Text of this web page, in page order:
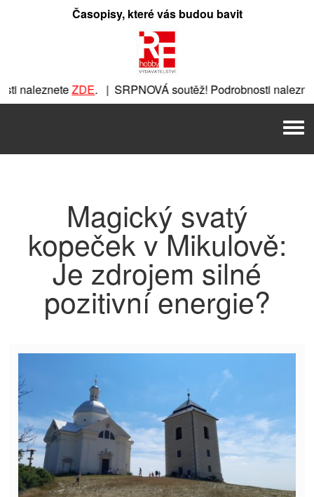
Časopisy, které vás budou bavit
nalezneteZDE. | SRPNOVÁ soutěž! Podrobnosti
. |
Magický svatý
kopeček v Mikulově:
Je zdrojem silné
pozitivní energie?